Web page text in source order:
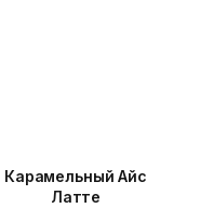
Карамельный Айс
Латте